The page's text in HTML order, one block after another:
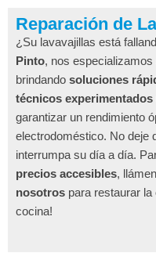
Reparación de
¿Su lavavajillas está
Pinto, nos especializamos
brindando soluciones
técnicos experimentados
garantizar un rendimiento
electrodoméstico. No deje
interrumpa su día a día.
precios accesibles,
nosotros para restaurar la
cocina!